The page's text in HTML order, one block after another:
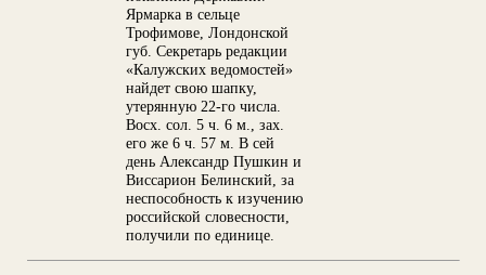
Ярмарка в сельце
Трофимове, Лондонской
губ. Секретарь редакции
«Калужских ведомостей»
найдет свою шапку,
утерянную 22-го числа.
Восх. сол. 5 ч. 6 м., зах.
его же 6 ч. 57 м. В сей
день Александр Пушкин и
Виссарион Белинский, за
неспособность к изучению
российской словесности,
получили по единице.